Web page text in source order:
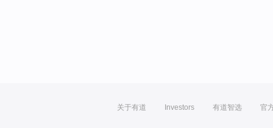
关于有道 Investors 有道智选 官